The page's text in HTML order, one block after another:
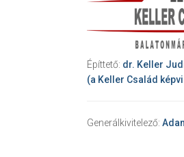
Építtető: dr. Keller
(a Keller Család
Generálkivitelező: